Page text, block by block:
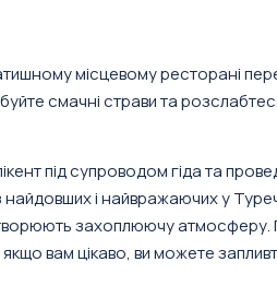
місцевому ресторані
смачні страви та
під супроводом гіда та
і найвражаючих у
захоплюючу атмосферу.
вам цікаво, ви можете